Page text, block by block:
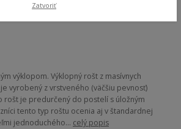
výklopom. Výklopný rošt z masívnych
vyrobený z vrstveného (väčšiu pevnosť)
rošt je predurčený do postelí s úložným
tento typ roštu ocenia aj v štandardnej
jednoduchého... celý popis
Zatvoriť